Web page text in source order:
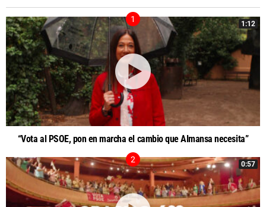
1:12
“Vota al PSOE, pon en marcha el cambio que Almansa necesita”
0:57